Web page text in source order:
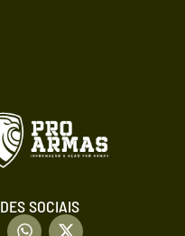
SOCIAIS